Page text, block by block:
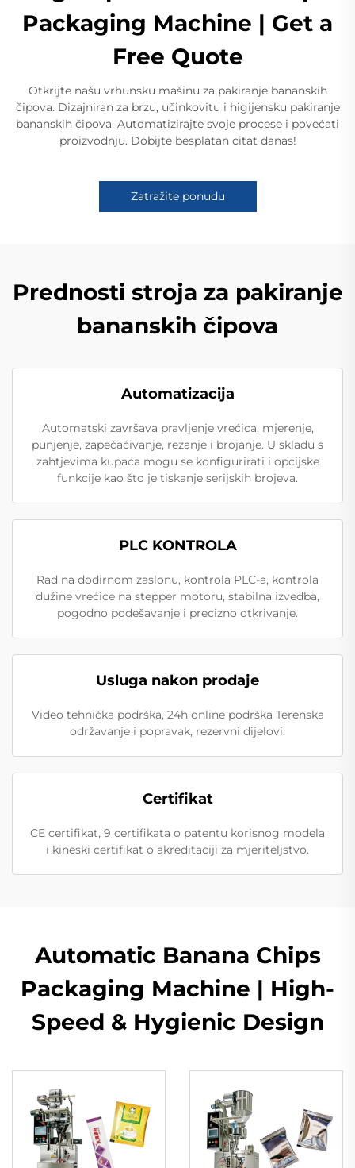
Packaging Machine | Get a
Free Quote
Otkrijte našu vrhunsku mašinu za pakiranje bananskih
čipova. Dizajniran za brzu, učinkovitu i higijensku pakiranje
bananskih čipova. Automatizirajte svoje procese i povećati
proizvodnju. Dobijte besplatan citat danas!
Zatražite ponudu
Prednosti stroja za pakiranje
bananskih čipova
Automatizacija
Automatski završava pravljenje vrećica, mjerenje,
punjenje, zapečaćivanje, rezanje i brojanje. U skladu s
zahtjevima kupaca mogu se konfigurirati i opcijske
funkcije kao što je tiskanje serijskih brojeva.
PLC KONTROLA
Rad na dodirnom zaslonu, kontrola PLC-a, kontrola
dužine vrećice na stepper motoru, stabilna izvedba,
pogodno podešavanje i precizno otkrivanje.
Usluga nakon prodaje
Video tehnička podrška, 24h online podrška Terenska
održavanje i popravak, rezervni dijelovi.
Certifikat
CE certifikat, 9 certifikata o patentu korisnog modela
i kineski certifikat o akreditaciji za mjeriteljstvo.
Automatic Banana Chips
Packaging Machine | High-
Speed & Hygienic Design